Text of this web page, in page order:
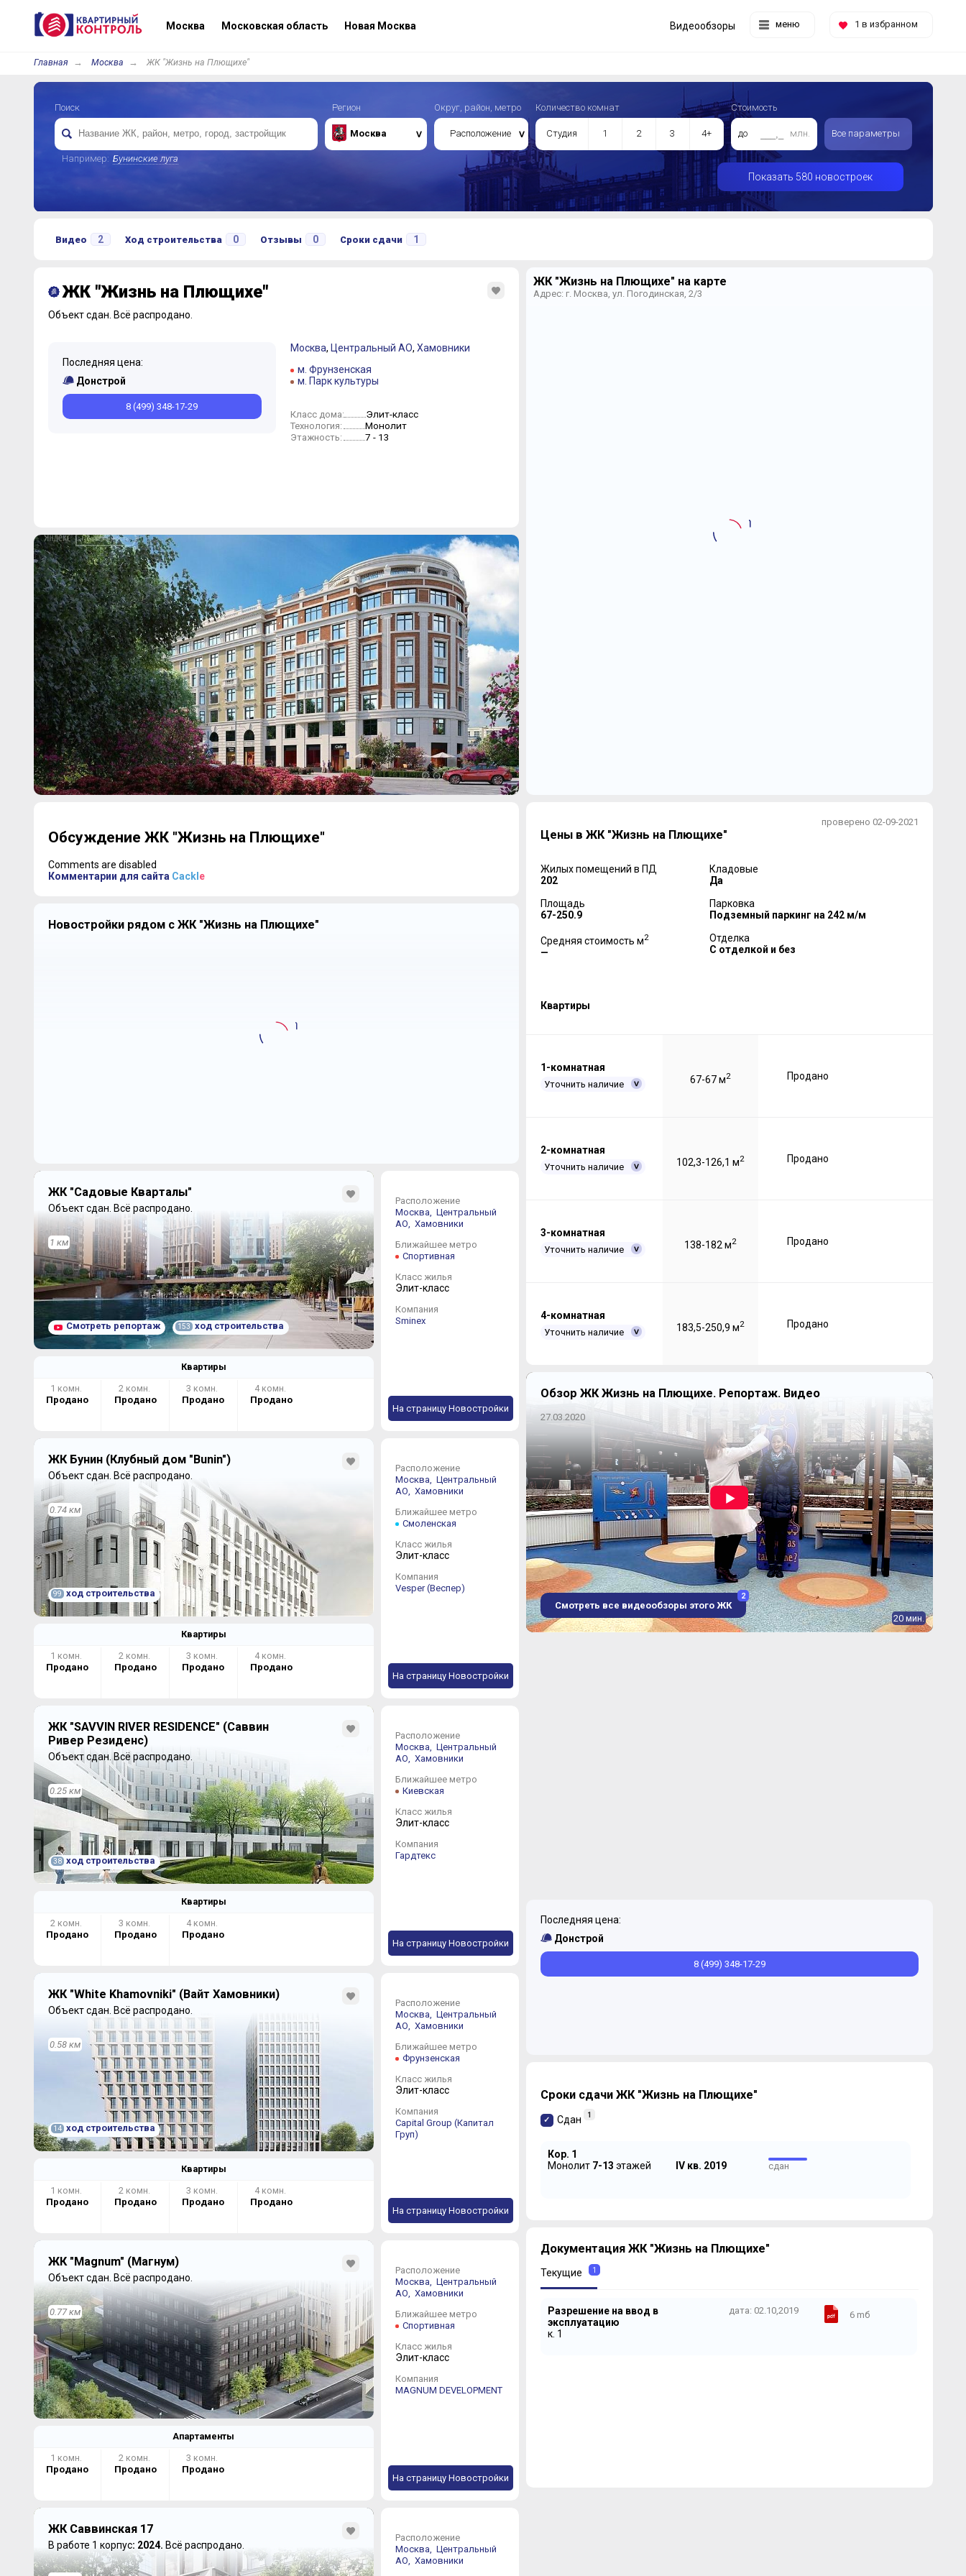
Москва Московская область Новая Москва меню 1 в избранном
Видеообзоры
Главная Москва ЖК "Жизнь на Плющихе"
Поиск
Например: Бунинские луга
Регион
Москва
Округ, район, метро
Расположение
Количество комнат
Студия 1 2 3 4+
Стоимость
до млн. Все параметры
Показать 580 новостроек
Видео 2 Ход строительства 0 Отзывы 0 Сроки сдачи 1
ЖК "Жизнь на Плющихе"
Объект сдан. Всё распродано.
Последняя цена:
Донстрой
8 (499) 348-17-29
Москва, Центральный АО, Хамовники
м. Фрунзенская
м. Парк культуры
Класс дома: Элит-класс
Технология: Монолит
Этажность: 7 - 13
Обсуждение ЖК "Жизнь на Плющихе"
Comments are disabled
Комментарии для сайта Cackl e
Новостройки рядом с ЖК "Жизнь на Плющихе"
ЖК "Садовые Кварталы"
Объект сдан. Всё распродано.
1 км
Смотреть репортаж 153 ход строительства
Квартиры
1 комн.
Продано
2 комн.
Продано
3 комн.
Продано
4 комн.
Продано
Расположение
Москва,
Центральный
АО,
Хамовники
Ближайшее метро
Спортивная
Класс жилья
Элит-класс
Компания
Sminex
На страницу Новостройки
ЖК Бунин (Клубный дом "Bunin")
Объект сдан. Всё распродано.
0.74 км
99 ход строительства
Квартиры
1 комн.
Продано
2 комн.
Продано
3 комн.
Продано
4 комн.
Продано
Расположение
Москва,
Центральный
АО,
Хамовники
Ближайшее метро
Смоленская
Класс жилья
Элит-класс
Компания
Vesper (Веспер)
На страницу Новостройки
ЖК "SAVVIN RIVER RESIDENCE" (Саввин
Ривер Резиденс)
Объект сдан. Всё распродано.
0.25 км
38 ход строительства
Квартиры
2 комн.
Продано
3 комн.
Продано
4 комн.
Продано
Расположение
Москва,
Центральный
АО,
Хамовники
Ближайшее метро
Киевская
Класс жилья
Элит-класс
Компания
Гардтекс
На страницу Новостройки
ЖК "White Khamovniki" (Вайт Хамовники)
Объект сдан. Всё распродано.
0.58 км
14 ход строительства
Квартиры
1 комн.
Продано
2 комн.
Продано
3 комн.
Продано
4 комн.
Продано
Расположение
Москва,
Центральный
АО,
Хамовники
Ближайшее метро
Фрунзенская
Класс жилья
Элит-класс
Компания
Capital Group (Капитал
Груп)
На страницу Новостройки
ЖК "Magnum" (Магнум)
Объект сдан. Всё распродано.
0.77 км
Апартаменты
1 комн.
Продано
2 комн.
Продано
3 комн.
Продано
Расположение
Москва,
Центральный
АО,
Хамовники
Ближайшее метро
Спортивная
Класс жилья
Элит-класс
Компания
MAGNUM DEVELOPMENT
На страницу Новостройки
ЖК Саввинская 17
В работе 1 корпус: 2024. Всё распродано.
Расположение
Москва,
Центральный
АО,
Хамовники
ЖК "Жизнь на Плющихе" на карте
Адрес: г. Москва, ул. Погодинская, 2/3
проверено 02-09-2021
Цены в ЖК "Жизнь на Плющихе"
Жилых помещений в ПД
202
Площадь
67-250.9
Средняя стоимость м2
—
Кладовые
Да
Парковка
Подземный паркинг на 242 м/м
Отделка
С отделкой и без
Квартиры
1-комнатная
Уточнить наличие 67-67 м2 Продано
2-комнатная
Уточнить наличие 102,3-126,1 м2 Продано
3-комнатная
Уточнить наличие 138-182 м2 Продано
4-комнатная
Уточнить наличие 183,5-250,9 м2 Продано
Обзор ЖК Жизнь на Плющихе. Репортаж. Видео
27.03.2020
20 мин.
Смотреть все видеообзоры этого ЖК
2
Последняя цена:
Донстрой
8 (499) 348-17-29
Сроки сдачи ЖК "Жизнь на Плющихе"
Сдан 1
Кор. 1
Монолит 7-13 этажей IV кв. 2019 сдан
Документация ЖК "Жизнь на Плющихе"
Текущие 1
Разрешение на ввод в
эксплуатацию
к. 1
дата: 02.10,2019 6 mб